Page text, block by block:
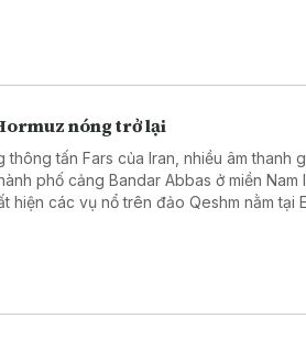
nóng trở lại
thông tấn Fars của Iran, nhiều âm thanh
phố cảng Bandar Abbas ở miền
hiện các vụ nổ trên đảo Qeshm nằm tại